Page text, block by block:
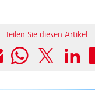
Teilen Sie diesen Artikel